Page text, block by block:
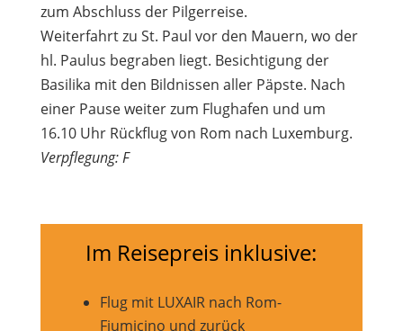
zum Abschluss der Pilgerreise.
Weiterfahrt zu St. Paul vor den Mauern, wo der
hl. Paulus begraben liegt. Besichtigung der
Basilika mit den Bildnissen aller Päpste. Nach
einer Pause weiter zum Flughafen und um
16.10 Uhr Rückflug von Rom nach Luxemburg.
Verpflegung: F
Im Reisepreis inklusive:
Flug mit LUXAIR nach Rom-
Fiumicino und zurück